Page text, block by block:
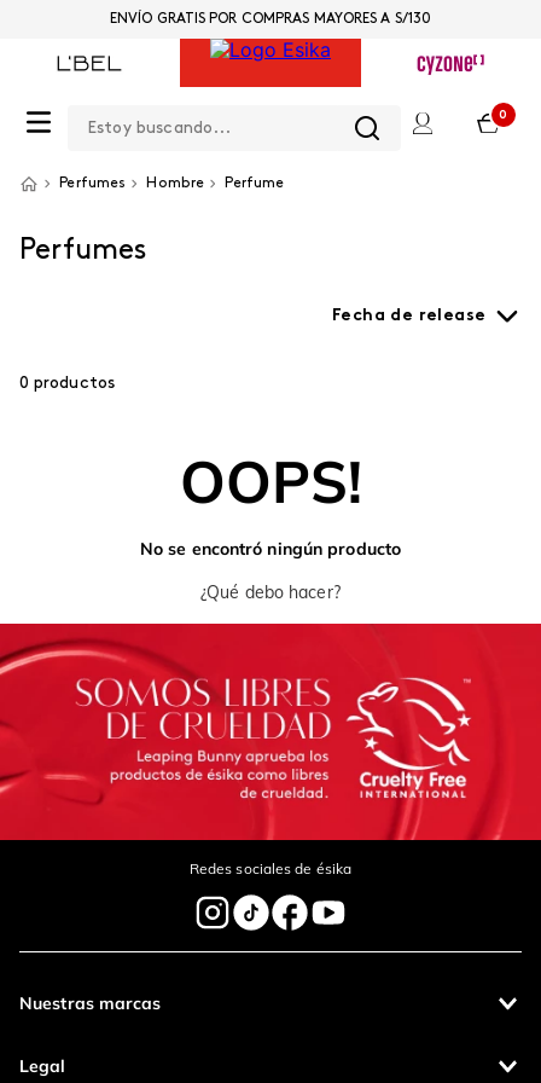
0
ENVÍO GRATIS POR COMPRAS MAYORES A S/130
Perfumes Hombre Perfume
Perfumes
Fecha de release
0 productos
OOPS!
No se encontró ningún producto
¿Qué debo hacer?
Redes sociales de ésika
Nuestras marcas
Legal